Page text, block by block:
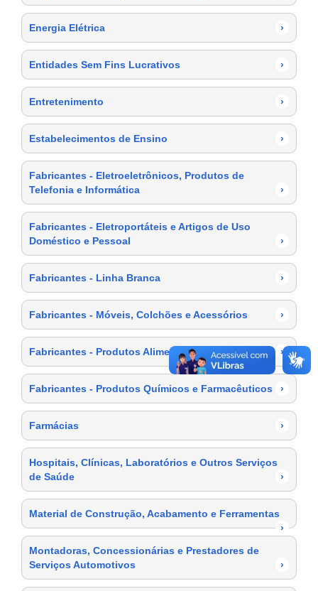
Energia Elétrica ›
Entidades Sem Fins Lucrativos ›
Entretenimento ›
Estabelecimentos de Ensino ›
Fabricantes - Eletroeletrônicos, Produtos de
Telefonia e Informática
›
Fabricantes - Eletroportáteis e Artigos de Uso
Doméstico e Pessoal
›
Fabricantes - Linha Branca ›
Fabricantes - Móveis, Colchões e Acessórios ›
Fabricantes - Produtos Alimentícios ›
Fabricantes - Produtos Químicos e Farmacêuticos ›
Farmácias ›
Hospitais, Clínicas, Laboratórios e Outros Serviços
de Saúde
›
Material de Construção, Acabamento e Ferramentas
›
Montadoras, Concessionárias e Prestadores de
Serviços Automotivos
›